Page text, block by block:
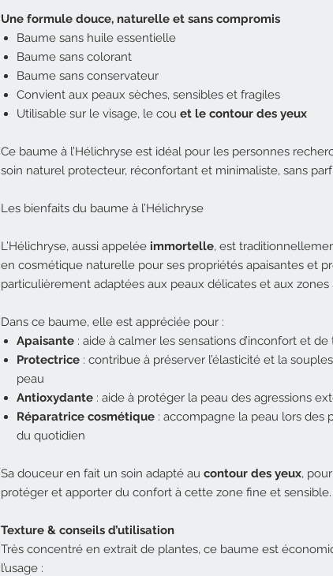
Une formule douce, naturelle et sans compromis
Baume sans huile essentielle
Baume sans colorant
Baume sans conservateur
Convient aux peaux sèches, sensibles et fragiles
Utilisable sur le visage, le cou et le contour des yeux
Ce baume à l’Hélichryse est idéal pour les personnes
soin naturel protecteur, réconfortant et minimaliste, sans
Les bienfaits du baume à l’Hélichryse
L’Hélichryse, aussi appelée immortelle, est
en cosmétique naturelle pour ses propriétés apaisantes et
particulièrement adaptées aux peaux délicates et aux zones
Dans ce baume, elle est appréciée pour :
Apaisante : aide à calmer les sensations d’inconfort et
Protectrice : contribue à préserver l’élasticité et la
peau
Antioxydante : aide à protéger la peau des agressions
Réparatrice cosmétique : accompagne la peau lors des
du quotidien
Sa douceur en fait un soin adapté au contour des yeux,
protéger et apporter du confort à cette zone fine et sensible.
Texture & conseils d’utilisation
Très concentré en extrait de plantes, ce baume est
l’usage :